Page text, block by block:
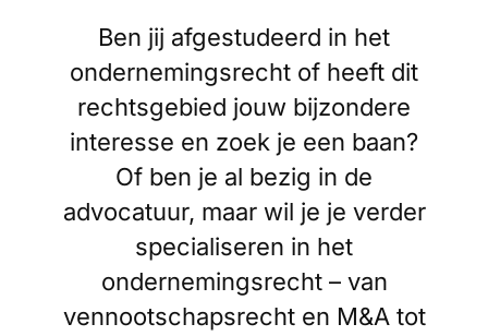
Ben jij afgestudeerd in het
ondernemingsrecht of heeft dit
rechtsgebied jouw bijzondere
interesse en zoek je een baan?
Of ben je al bezig in de
advocatuur, maar wil je je verder
specialiseren in het
ondernemingsrecht – van
vennootschapsrecht en M&A tot